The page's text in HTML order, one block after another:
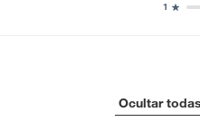
1
Ocultar